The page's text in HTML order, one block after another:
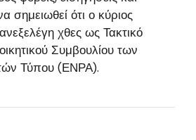
σημειωθεί ότι ο κύριος
χθες ως Τακτικό
Συμβουλίου των
Τύπου (ΕΝΡΑ).